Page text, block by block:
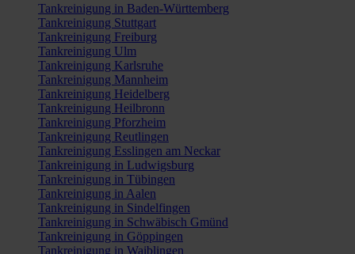
Tankreinigung in Baden-Württemberg
Tankreinigung Stuttgart
Tankreinigung Freiburg
Tankreinigung Ulm
Tankreinigung Karlsruhe
Tankreinigung Mannheim
Tankreinigung Heidelberg
Tankreinigung Heilbronn
Tankreinigung Pforzheim
Tankreinigung Reutlingen
Tankreinigung Esslingen am Neckar
Tankreinigung in Ludwigsburg
Tankreinigung in Tübingen
Tankreinigung in Aalen
Tankreinigung in Sindelfingen
Tankreinigung in Schwäbisch Gmünd
Tankreinigung in Göppingen
Tankreinigung in Waiblingen